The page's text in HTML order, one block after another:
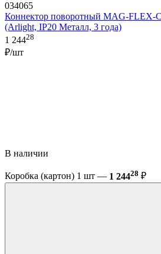
034065
Коннектор поворотный MAG-
(Arlight, IP20 Металл, 3 года)
1 24428
₽/шт
В наличии
Коробка (картон) 1 шт — 1 24428 ₽